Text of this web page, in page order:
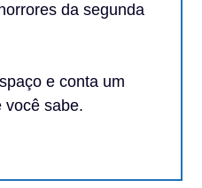
da segunda
e conta um
você sabe.